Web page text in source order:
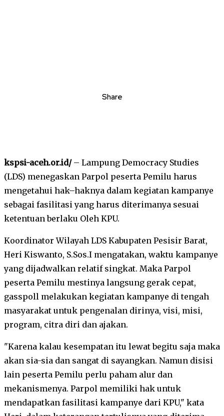
Share
kspsi-aceh.or.id/– Lampung Democracy Studies
(LDS) menegaskan Parpol peserta Pemilu harus
mengetahui hak–haknya dalam kegiatan kampanye
sebagai fasilitasi yang harus diterimanya sesuai
ketentuan berlaku Oleh KPU.
Koordinator Wilayah LDS Kabupaten Pesisir Barat,
Heri Kiswanto, S.Sos.I mengatakan, waktu kampanye
yang dijadwalkan relatif singkat. Maka Parpol
peserta Pemilu mestinya langsung gerak cepat,
gasspoll melakukan kegiatan kampanye di tengah
masyarakat untuk pengenalan dirinya, visi, misi,
program, citra diri dan ajakan.
"Karena kalau kesempatan itu lewat begitu saja maka
akan sia-sia dan sangat di sayangkan. Namun disisi
lain peserta Pemilu perlu paham alur dan
mekanismenya. Parpol memiliki hak untuk
mendapatkan fasilitasi kampanye dari KPU," kata